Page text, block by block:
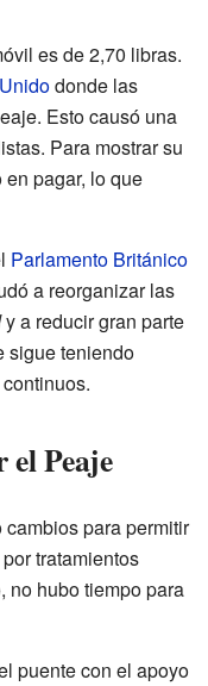
es de 2,70 libras.
donde las
Esto causó una
Para mostrar su
pagar, lo que
Parlamento Británico
a reorganizar las
y a reducir gran parte
sigue teniendo
el Peaje
para permitir
tratamientos
no hubo tiempo para
puente con el apoyo